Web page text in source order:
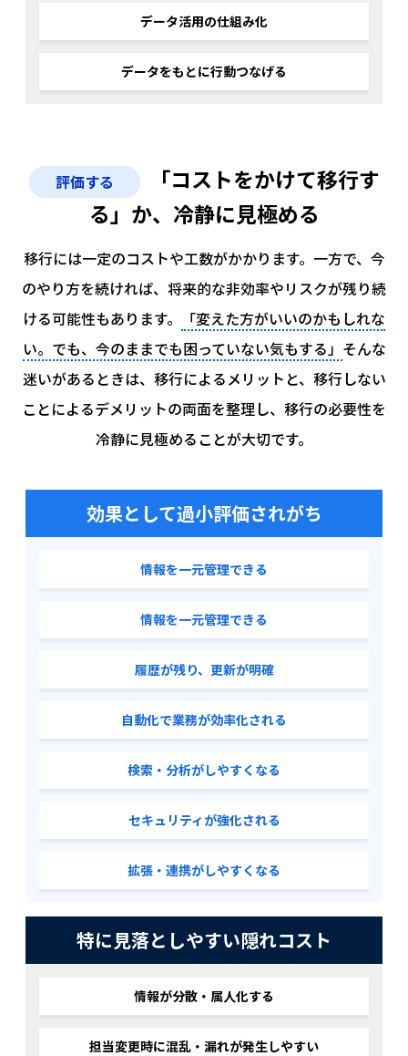
データ活用の仕組み化
データをもとに行動つなげる
評価する
「コストをかけて移行す
る」か、冷静に見極める
移行には一定のコストや工数がかかります。 一方で、今
のやり方を続ければ、将来的な非効率やリスクが残り続
ける可能性もあります。
「変えた方がいいのかもしれな
い。でも、今のままでも困っていない気もする」 そんな
迷いがあるときは、移行によるメリットと、移行しない
ことによるデメリットの両面を整理し、移行の必要性を
冷静に見極めることが大切です。
効果として過小評価されがち
情報を一元管理できる
情報を一元管理できる
履歴が残り、更新が明確
自動化で業務が効率化される
検索・分析がしやすくなる
セキュリティが強化される
拡張・連携がしやすくなる
特に見落としやすい隠れコスト
情報が分散・属人化する
担当変更時に混乱・漏れが発生しやすい